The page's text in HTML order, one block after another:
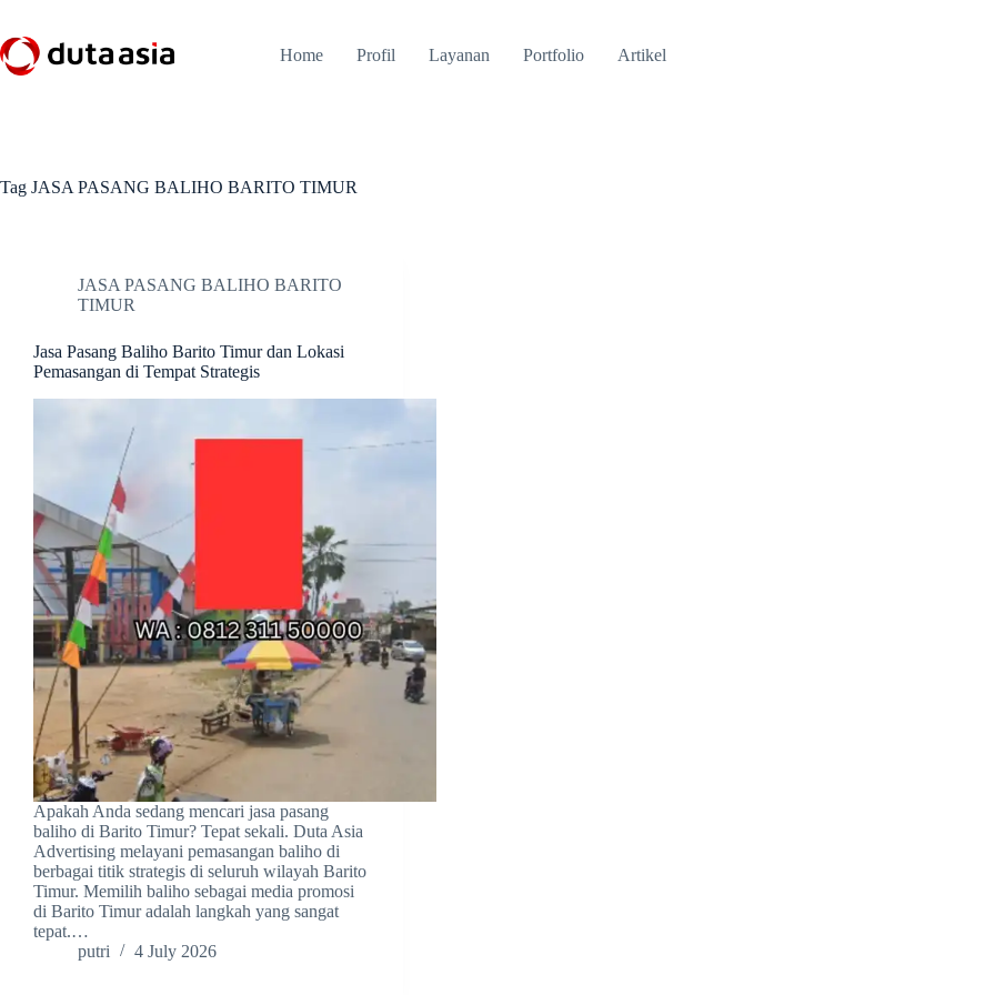
content
Home Profil Layanan Portfolio Artikel
Tag JASA PASANG BALIHO BARITO TIMUR
JASA PASANG BALIHO BARITO
TIMUR
Jasa Pasang Baliho Barito Timur dan Lokasi
Pemasangan di Tempat Strategis
Apakah Anda sedang mencari jasa pasang
baliho di Barito Timur? Tepat sekali. Duta Asia
Advertising melayani pemasangan baliho di
berbagai titik strategis di seluruh wilayah Barito
Timur. Memilih baliho sebagai media promosi
di Barito Timur adalah langkah yang sangat
tepat.…
putri
4 July 2026